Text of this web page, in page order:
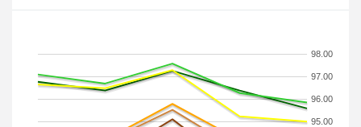
95.00
96.00
97.00
98.00